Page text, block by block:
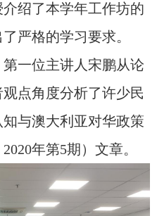
绍了本学年工作坊的
严格的学习要求。
一位主讲人宋鹏从论
点角度分析了许少民
与澳大利亚对华政策
2020年第5期）文章。